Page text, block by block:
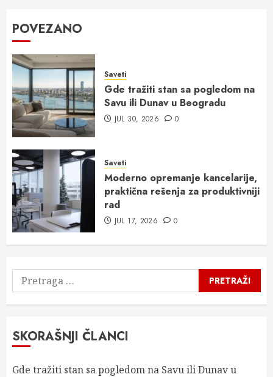
POVEZANO
Saveti
Gde tražiti stan sa pogledom na
Savu ili Dunav u Beogradu
JUL 30, 2026 0
Saveti
Moderno opremanje kancelarije,
praktična rešenja za produktivniji
rad
JUL 17, 2026 0
Pretraga
za:
SKORAŠNJI ČLANCI
Gde tražiti stan sa pogledom na Savu ili Dunav u